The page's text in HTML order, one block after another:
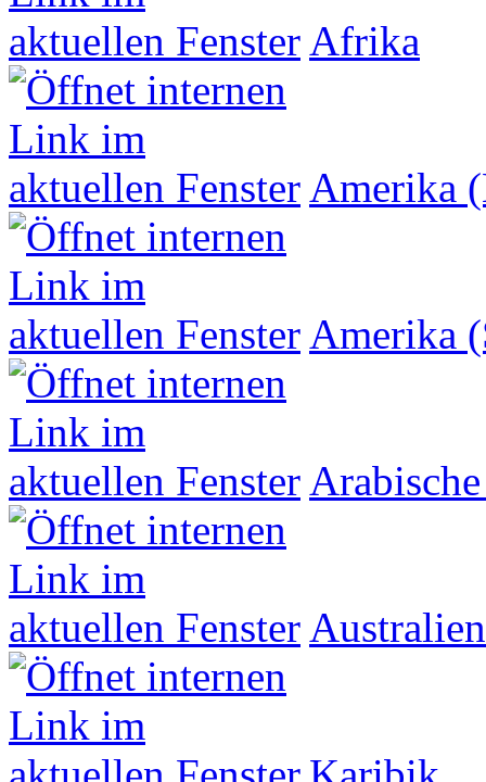
Afrika
Amerika
Amerika
Australien